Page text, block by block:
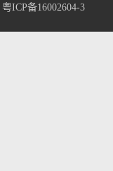
粤ICP备16002604-3